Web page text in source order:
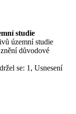
studie
územní studie
důvodové
se: 1, Usnesení